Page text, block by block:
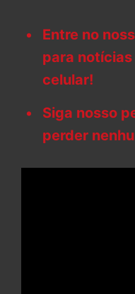
Entre no
para
celular!
Siga nosso
perder